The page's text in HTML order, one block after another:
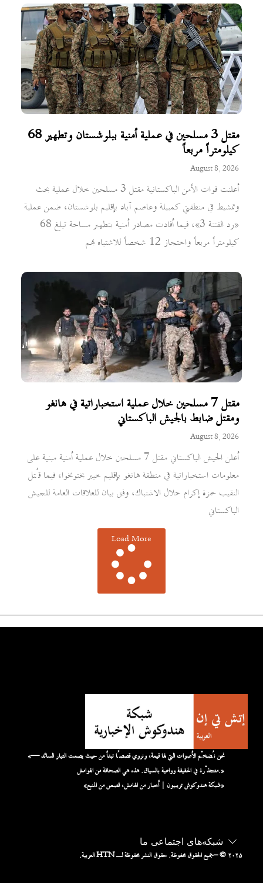
مقتل 3 مسلحين في عملية أمنية ببلوشستان وتطهير 68
كيلومتراً مربعاً
August 8, 2026
أعلنت قوات الأمن الباكستانية مقتل 3 مسلحين خلال عملية بحث
وتمشيط في منطقتي كمبيلة وعاصم آباد بإقليم بلوشستان، ضمن عملية
«رد الفتنة 3»، فيما أفادت مصادر أمنية بتطهير مساحة تبلغ 68
كيلومتراً مربعاً واحتجاز 12 شخصاً للاشتباه بهم
مقتل 7 مسلحين خلال عملية استخباراتية في هانغو
ومقتل ضابط بالجيش الباكستاني
August 8, 2026
أعلن الجيش الباكستاني مقتل 7 مسلحين خلال عملية أمنية مبنية على
معلومات استخباراتية في منطقة هانغو بإقليم خيبر بختونخوا، فيما قُتل
النقيب حمزة إكرام خلال الاشتباك، وفق بيان للعلاقات العامة للجيش
الباكستاني
Load More
شبکه‌های اجتماعی ما
– © ۲۰۲۵جميع الحقوق محفوظة. حقوق النشر محفوظة لـ HTN العربية.
«نحن نُضخّم الأصوات التي لها قيمة، ونروي قصصًا تبدأ من حيث يصمت التيار السائد —
متجذّرة في الحقيقة وواعية بالسياق. هذه هي الصحافة من الهوامش.»
«شبكة هندوكوش تريبيون | أخبار من الهامش، قصص من المنبع»